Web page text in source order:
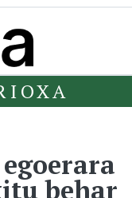
behar